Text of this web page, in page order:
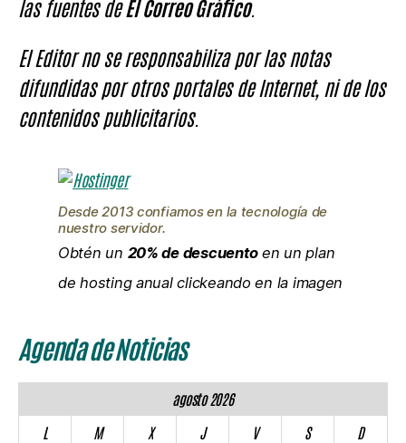
las fuentes deEl Correo Gráfico.
El Editor no se responsabiliza por las notas
difundidas por otros portales de Internet, ni de los
contenidos publicitarios.
Desde 2013 confiamos en la tecnología de
nuestro servidor.
Obtén un 20% de descuentoen un plan
de hosting anual clickeando en la imagen
Agenda de Noticias
agosto 2026
L
M X J V S
D